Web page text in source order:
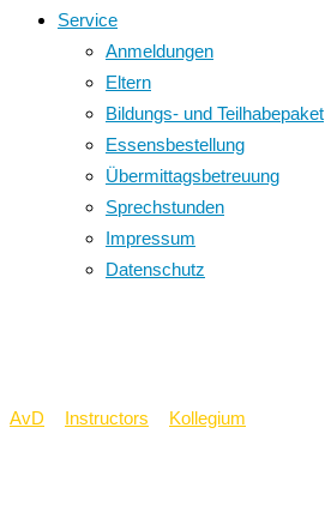
Service
Anmeldungen
Eltern
Bildungs- und Teilhabepaket
Essensbestellung
Übermittagsbetreuung
Sprechstunden
Impressum
Datenschutz
AvD Instructors Kollegium